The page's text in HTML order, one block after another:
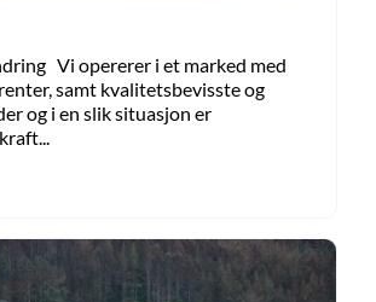
Vi opererer i et marked med
samt kvalitetsbevisste og
og i en slik situasjon er